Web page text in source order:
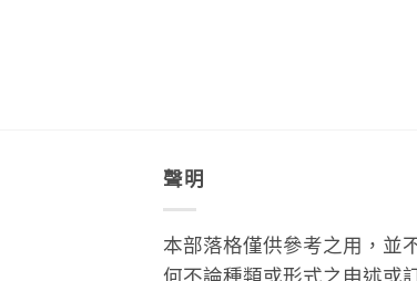
聲明
本部落格僅供參考之用，並
何不論種類或形式之申述或